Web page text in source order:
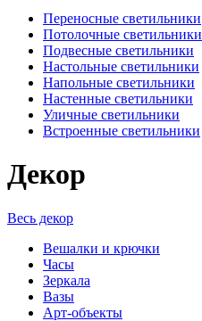
Переносные светильники
Потолочные светильники
Подвесные светильники
Настольные светильники
Напольные светильники
Настенные светильники
Уличные светильники
Встроенные светильники
Декор
Весь декор
Вешалки и крючки
Часы
Зеркала
Вазы
Арт-объекты